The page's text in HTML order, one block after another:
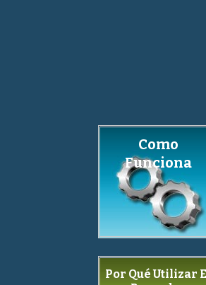
Como
Funciona
Por Qué Utilizar